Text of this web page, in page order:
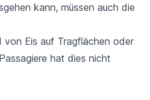
kann, müssen auch die
von Eis auf Tragflächen oder
hat dies nicht